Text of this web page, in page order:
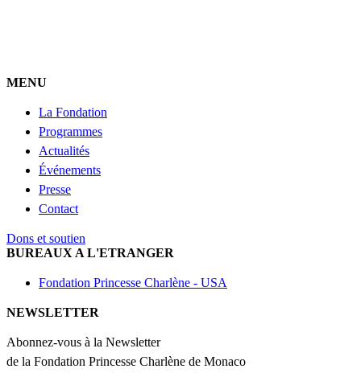
MENU
La Fondation
Programmes
Actualités
Événements
Presse
Contact
Dons et soutien
BUREAUX A L'ETRANGER
Fondation Princesse Charlène - USA
NEWSLETTER
Abonnez-vous à la Newsletter
de la Fondation Princesse Charlène de Monaco